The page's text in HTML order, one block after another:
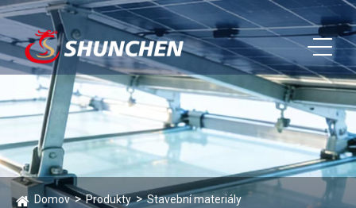
Domov Produkty
Stavební materiály